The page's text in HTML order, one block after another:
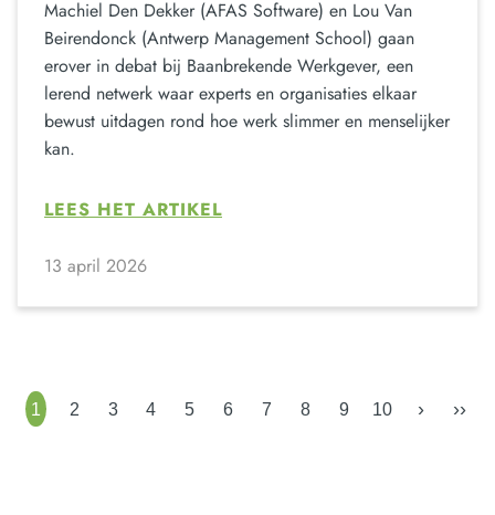
Machiel Den Dekker (AFAS Software) en Lou Van
Beirendonck (Antwerp Management School) gaan
erover in debat bij Baanbrekende Werkgever, een
lerend netwerk waar experts en organisaties elkaar
bewust uitdagen rond hoe werk slimmer en menselijker
kan.
LEES HET ARTIKEL
13 april 2026
1 2 3 4 5 6 7 8 9 10 › ››